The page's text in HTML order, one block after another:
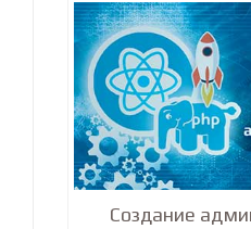
Создание